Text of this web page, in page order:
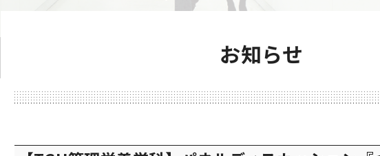
お知らせ